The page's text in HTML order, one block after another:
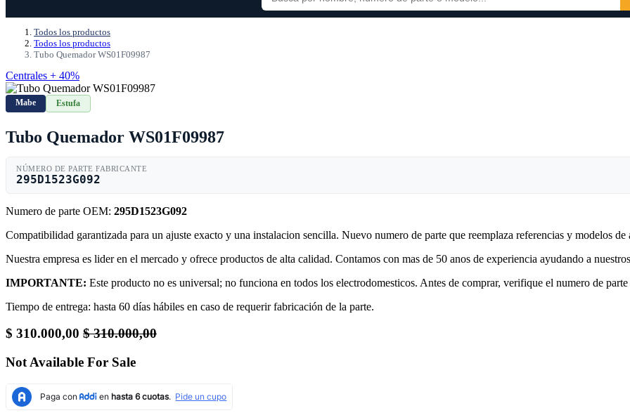
Todos los productos
Todos los productos
Tubo Quemador WS01F09987
Centrales + 40%
Mabe Estufa
Tubo Quemador WS01F09987
NÚMERO DE PARTE FABRICANTE
295D1523G092
Numero de parte OEM: 295D1523G092
Compatibilidad garantizada para un ajuste exacto y una instalacion sencilla. Nuevo numero de parte que reemplaza referencias y modelos de
Nuestra empresa es lider en el mercado y ofrece productos de alta calidad. Contamos con mas de 50 anos de experiencia ayudando a
IMPORTANTE: Este producto no es universal; no funciona en todos los electrodomesticos. Antes de comprar, verifique el numero de
Tiempo de entrega: hasta 60 días hábiles en caso de requerir fabricación de la parte.
$ 310.000,00 $310.000,00
Not Available For Sale